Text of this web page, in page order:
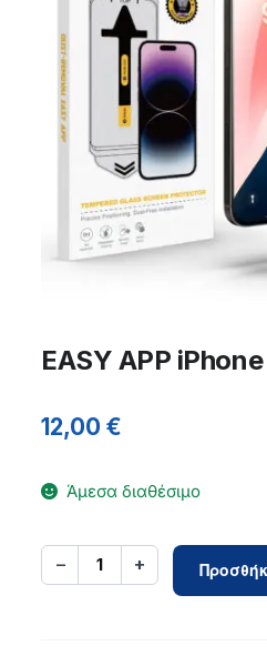
EASY APP iPhone
12,00€
Άμεσα διαθέσιμο
− 1 +
EASY
APP